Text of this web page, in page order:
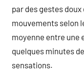
par des gestes
mouvements selon
moyenne entre une
quelques minutes
sensations.